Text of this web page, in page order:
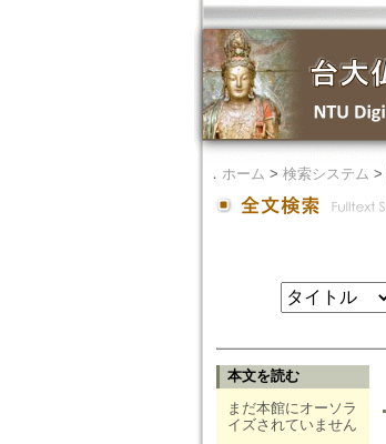
． ホーム > 検索システム >
本文を読む
まだ本館にオーソラ
イズされていません